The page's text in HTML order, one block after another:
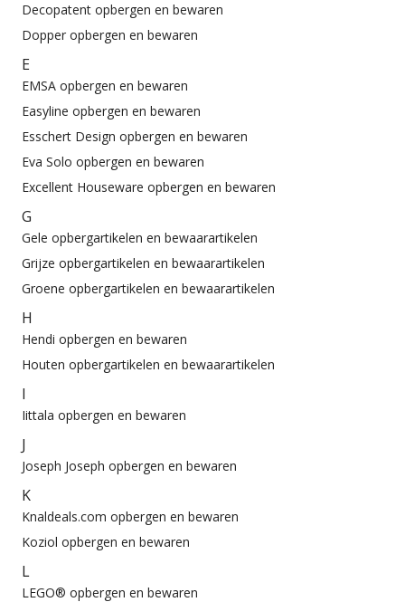
Decopatent opbergen en bewaren
Dopper opbergen en bewaren
E
EMSA opbergen en bewaren
Easyline opbergen en bewaren
Esschert Design opbergen en bewaren
Eva Solo opbergen en bewaren
Excellent Houseware opbergen en bewaren
G
Gele opbergartikelen en bewaarartikelen
Grijze opbergartikelen en bewaarartikelen
Groene opbergartikelen en bewaarartikelen
H
Hendi opbergen en bewaren
Houten opbergartikelen en bewaarartikelen
I
Iittala opbergen en bewaren
J
Joseph Joseph opbergen en bewaren
K
Knaldeals.com opbergen en bewaren
Koziol opbergen en bewaren
L
LEGO® opbergen en bewaren